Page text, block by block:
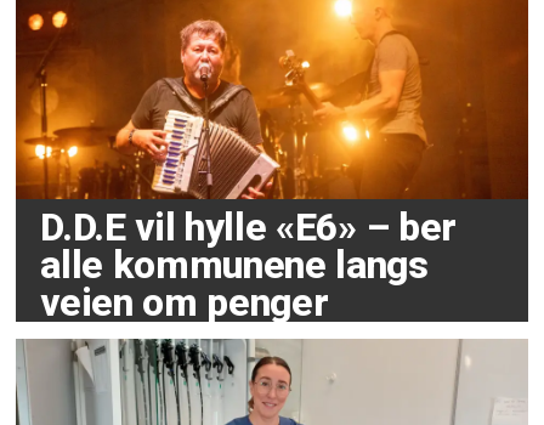
D.D.E vil hylle «E6» – ber
alle kommunene langs
veien om penger